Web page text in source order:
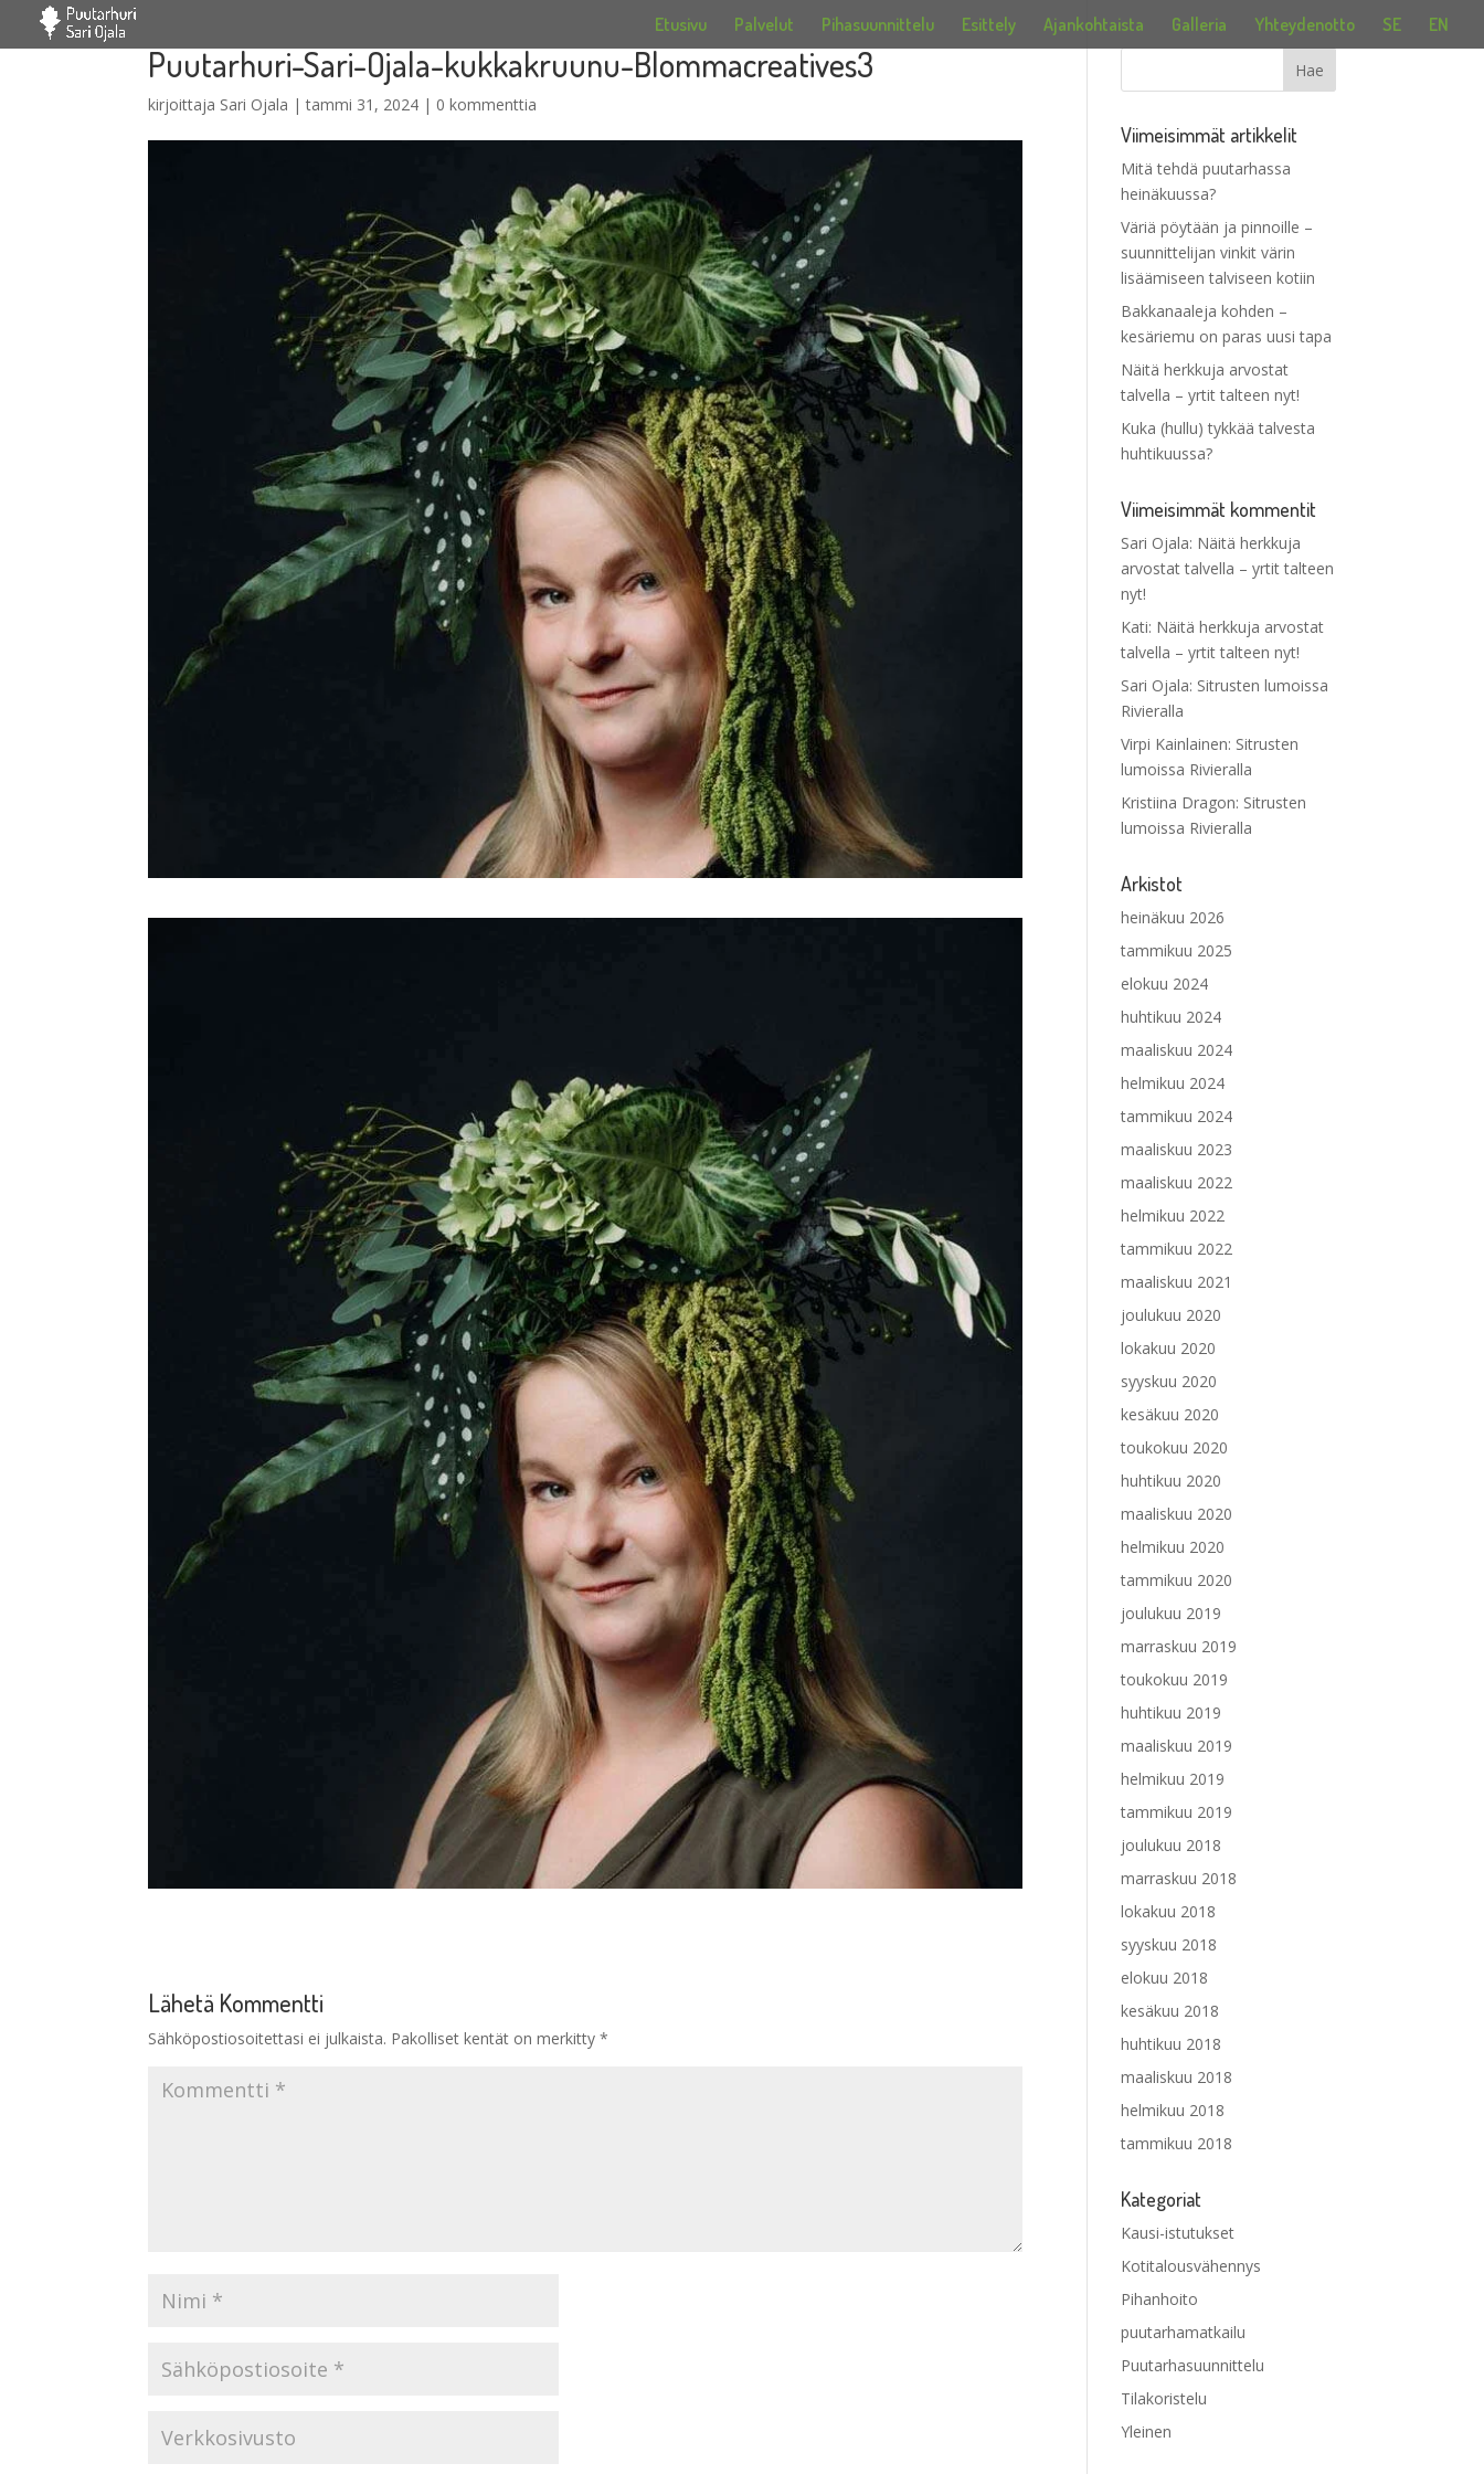
Etusivu Palvelut Pihasuunnittelu Esittely Ajankohtaista Galleria Yhteydenotto SE EN
Puutarhuri-Sari-Ojala-kukkakruunu-Blommacreatives3
kirjoittaja Sari Ojala |tammi 31, 2024 | 0 kommenttia
Lähetä Kommentti
Sähköpostiosoitettasi ei julkaista. Pakolliset kentät on merkitty*
Viimeisimmät artikkelit
Mitä tehdä puutarhassa
heinäkuussa?
Väriä pöytään ja pinnoille –
suunnittelijan vinkit värin
lisäämiseen talviseen kotiin
Bakkanaaleja kohden –
kesäriemu on paras uusi tapa
Näitä herkkuja arvostat
talvella – yrtit talteen nyt!
Kuka (hullu) tykkää talvesta
huhtikuussa?
Viimeisimmät kommentit
Sari Ojala: Näitä herkkuja
arvostat talvella – yrtit talteen
nyt!
Kati: Näitä herkkuja arvostat
talvella – yrtit talteen nyt!
Sari Ojala: Sitrusten lumoissa
Rivieralla
Virpi Kainlainen: Sitrusten
lumoissa Rivieralla
Kristiina Dragon: Sitrusten
lumoissa Rivieralla
Arkistot
heinäkuu 2026
tammikuu 2025
elokuu 2024
huhtikuu 2024
maaliskuu 2024
helmikuu 2024
tammikuu 2024
maaliskuu 2023
maaliskuu 2022
helmikuu 2022
tammikuu 2022
maaliskuu 2021
joulukuu 2020
lokakuu 2020
syyskuu 2020
kesäkuu 2020
toukokuu 2020
huhtikuu 2020
maaliskuu 2020
helmikuu 2020
tammikuu 2020
joulukuu 2019
marraskuu 2019
toukokuu 2019
huhtikuu 2019
maaliskuu 2019
helmikuu 2019
tammikuu 2019
joulukuu 2018
marraskuu 2018
lokakuu 2018
syyskuu 2018
elokuu 2018
kesäkuu 2018
huhtikuu 2018
maaliskuu 2018
helmikuu 2018
tammikuu 2018
Kategoriat
Kausi-istutukset
Kotitalousvähennys
Pihanhoito
puutarhamatkailu
Puutarhasuunnittelu
Tilakoristelu
Yleinen